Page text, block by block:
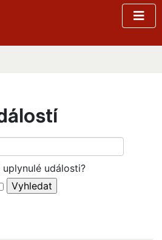
uplynulé události?